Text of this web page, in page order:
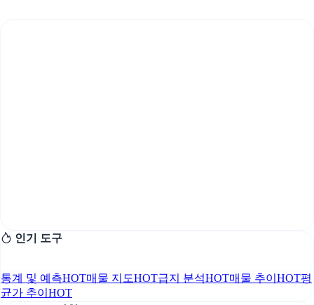
인기 도구
통계 및 예측HOT매물 지도HOT급지 분석HOT매물 추이 HOT평
균가 추이 HOT